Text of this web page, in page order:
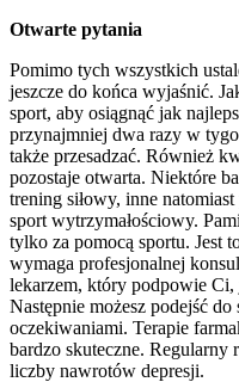
Otwarte pytania
Pomimo tych wszystkich
jeszcze do końca wyjaśnić.
sport, aby osiągnąć jak
przynajmniej dwa razy w
także przesadzać. Również
pozostaje otwarta. Niektóre
trening siłowy, inne
sport wytrzymałościowy.
tylko za pomocą sportu. Jest
wymaga profesjonalnej
lekarzem, który podpowie Ci,
Następnie możesz podejść
oczekiwaniami. Terapie
bardzo skuteczne. Regularny
liczby nawrotów depresji.